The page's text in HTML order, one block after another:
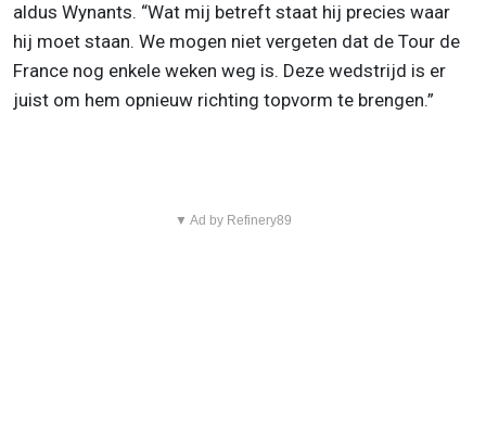
aldus Wynants. “Wat mij betreft staat hij precies waar
hij moet staan. We mogen niet vergeten dat de Tour de
France nog enkele weken weg is. Deze wedstrijd is er
juist om hem opnieuw richting topvorm te brengen.”
▼ Ad by Refinery89